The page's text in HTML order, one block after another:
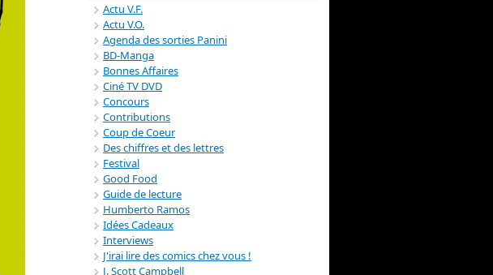
Actu V.F.
Actu V.O.
Agenda des sorties Panini
BD-Manga
Bonnes Affaires
Ciné TV DVD
Concours
Contributions
Coup de Coeur
Des chiffres et des lettres
Festival
Good Food
Guide de lecture
Humberto Ramos
Idées Cadeaux
Interviews
J'irai lire des comics chez vous !
J. Scott Campbell